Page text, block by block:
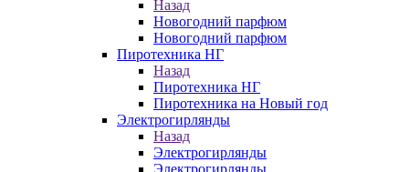
Назад
Новогодний парфюм
Новогодний парфюм
Пиротехника НГ
Назад
Пиротехника НГ
Пиротехника на Новый год
Электрогирлянды
Назад
Электрогирлянды
Электрогирлянды